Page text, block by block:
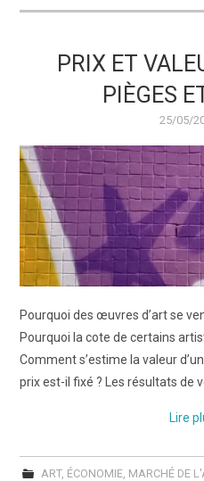
PRIX ET
PIÈGES
25/05/
Pourquoi des œuvres d’art se
Pourquoi la cote de certains
Comment s’estime la valeur
prix est-il fixé ? Les résultats de
Lire
ART, ÉCONOMIE, MARCHÉ DE